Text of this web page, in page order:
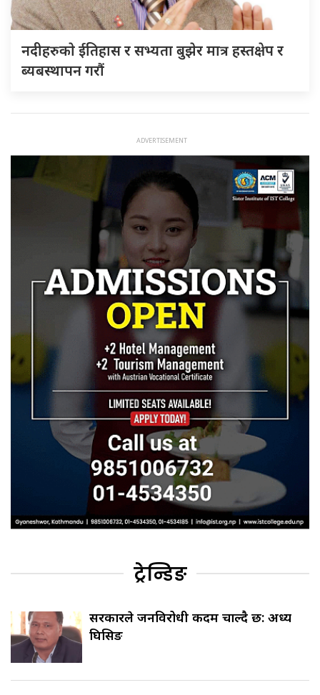
नदीहरुकाे ईतिहास र सभ्यता बुझेर मात्र हस्तक्षेप र
ब्यबस्थापन गराैं
ट्रेन्डिङ
सरकारले जनविरोधी कदम चाल्दै छ: अध्यक्ष
घिसिङ